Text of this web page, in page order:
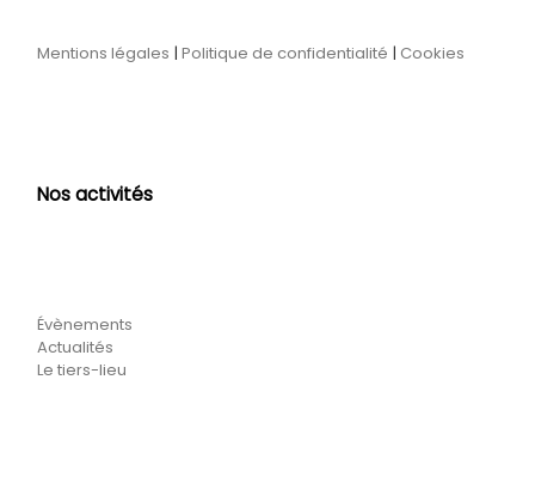
Mentions légales |Politique de confidentialité |Cookies
Nos activités
Évènements
Actualités
Le tiers-lieu